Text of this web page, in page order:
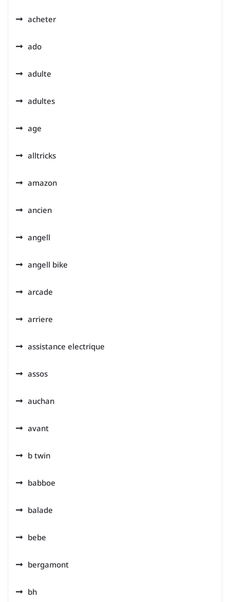
acheter
ado
adulte
adultes
age
alltricks
amazon
ancien
angell
angell bike
arcade
arriere
assistance electrique
assos
auchan
avant
b twin
babboe
balade
bebe
bergamont
bh